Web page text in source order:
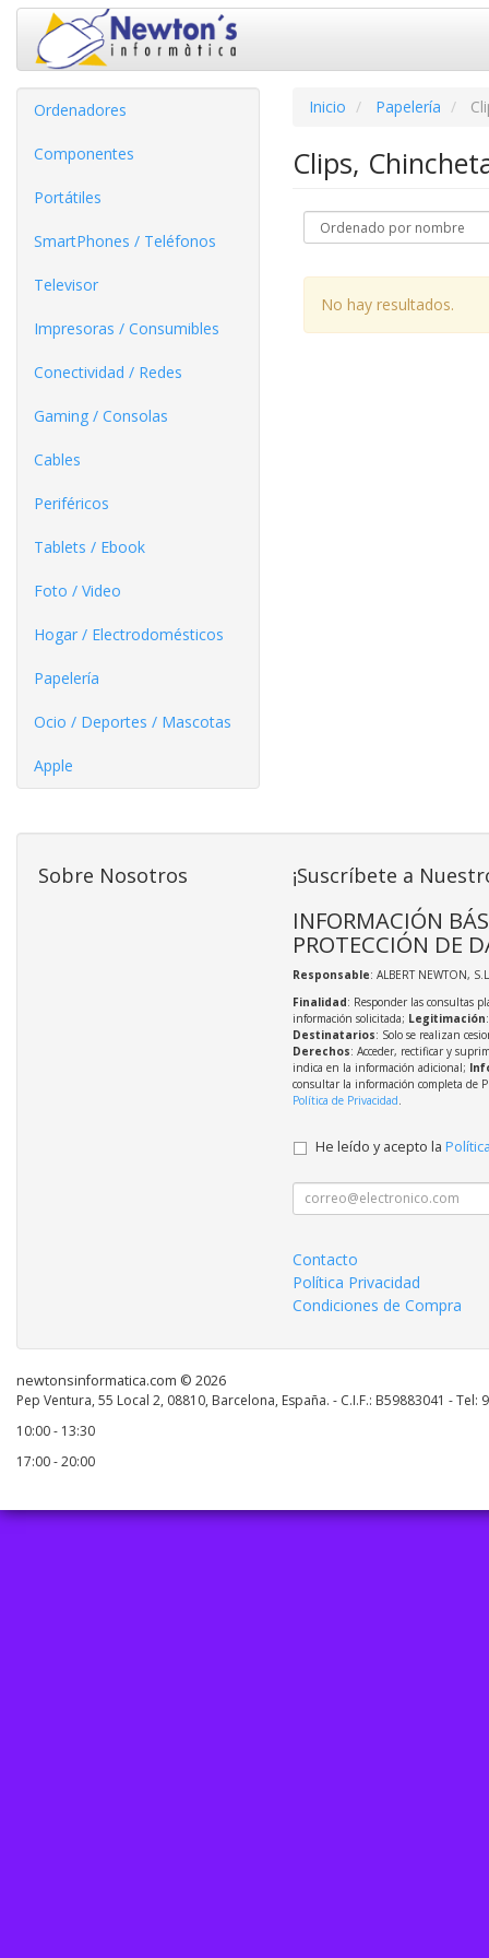
Ordenadores
Componentes
Portátiles
SmartPhones / Teléfonos
Televisor
Impresoras / Consumibles
Conectividad / Redes
Gaming / Consolas
Cables
Periféricos
Tablets / Ebook
Foto / Video
Hogar / Electrodomésticos
Papelería
Ocio / Deportes / Mascotas
Apple
Inicio Papelería
Clips,
No hay resultados.
Sobre Nosotros ¡Suscríbete a
INFORMACIÓN
PROTECCIÓN DE
Responsable: ALBERT NEWTON,
Finalidad: Responder las consultas
información solicitada; Legitimación
Destinatarios: Solo se realizan
Derechos: Acceder, rectificar y
indica en la información adicional;
consultar la información completa de
Política de Privacidad.
He leído y acepto la
Contacto
Política Privacidad
Condiciones de Compra
newtonsinformatica.com © 2026
Pep Ventura, 55 Local 2, 08810, Barcelona, España. - C.I.F.: B59883041 - Tel:
10:00 - 13:30
17:00 - 20:00